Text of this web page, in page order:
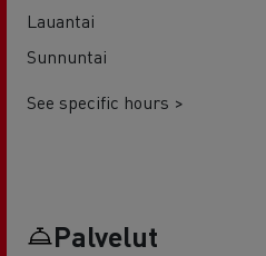
Lauantai
Sunnuntai
See specific hours >
Palvelut